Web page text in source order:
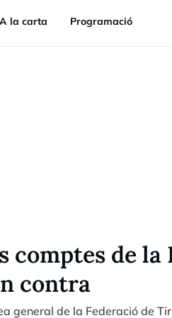
A la carta Programació
comptes de la
contra
general de la Federació de